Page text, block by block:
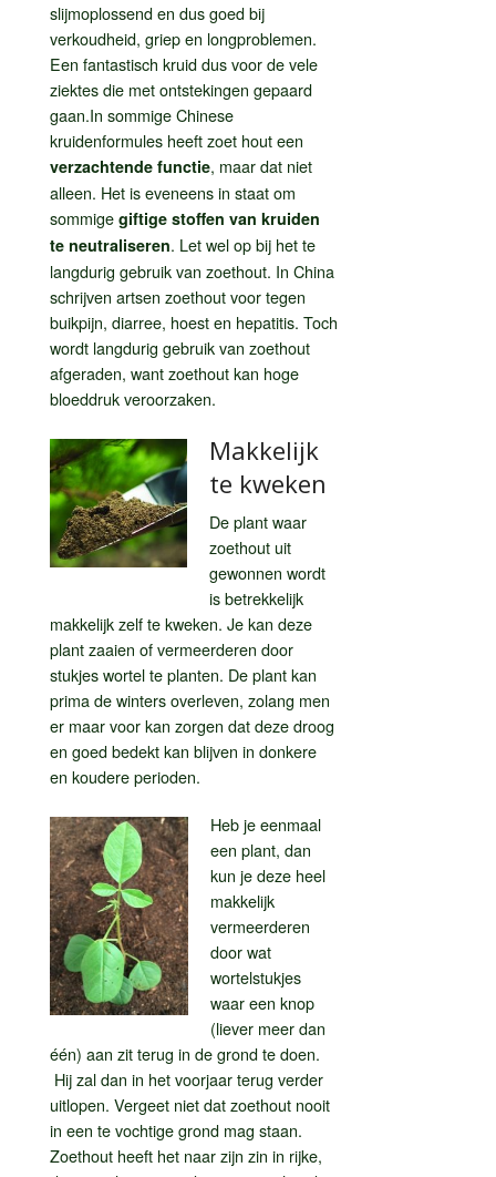
slijmoplossend en dus goed bij
verkoudheid, griep en longproblemen.
Een fantastisch kruid dus voor de vele
ziektes die met ontstekingen gepaard
gaan.In sommige Chinese
kruidenformules heeft zoet hout een
verzachtende functie, maar dat niet
alleen. Het is eveneens in staat om
sommige giftige stoffen van kruiden
te neutraliseren. Let wel op bij het te
langdurig gebruik van zoethout. In China
schrijven artsen zoethout voor tegen
buikpijn, diarree, hoest en hepatitis. Toch
wordt langdurig gebruik van zoethout
afgeraden, want zoethout kan hoge
bloeddruk veroorzaken.
Makkelijk
te kweken
De plant waar
zoethout uit
gewonnen wordt
is betrekkelijk
makkelijk zelf te kweken. Je kan deze
plant zaaien of vermeerderen door
stukjes wortel te planten. De plant kan
prima de winters overleven, zolang men
er maar voor kan zorgen dat deze droog
en goed bedekt kan blijven in donkere
en koudere perioden.
Heb je eenmaal
een plant, dan
kun je deze heel
makkelijk
vermeerderen
door wat
wortelstukjes
waar een knop
(liever meer dan
één) aan zit terug in de grond te doen.
Hij zal dan in het voorjaar terug verder
uitlopen. Vergeet niet dat zoethout nooit
in een te vochtige grond mag staan.
Zoethout heeft het naar zijn zin in rijke,